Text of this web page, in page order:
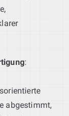
:
abgestimmt,